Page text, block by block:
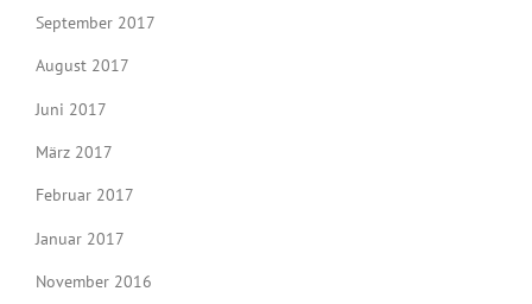
September 2017
August 2017
Juni 2017
März 2017
Februar 2017
Januar 2017
November 2016